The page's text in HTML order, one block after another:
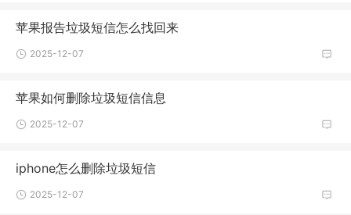
苹果报告垃圾短信怎么找回来
2025-12-07
苹果如何删除垃圾短信信息
2025-12-07
iphone怎么删除垃圾短信
2025-12-07